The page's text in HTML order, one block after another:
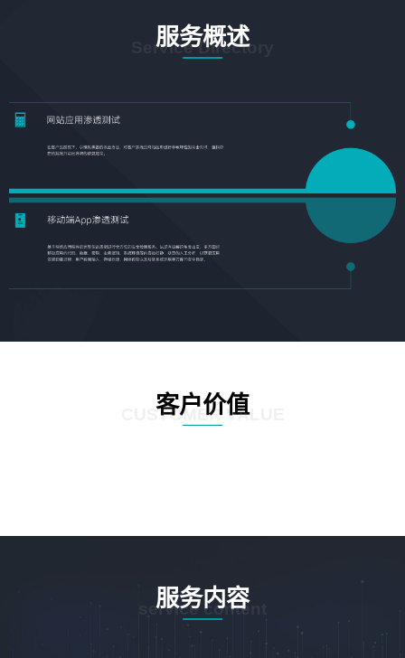
服务概述
Service Directory
客户价值
CUSTOMER VALUE
服务内容
service content